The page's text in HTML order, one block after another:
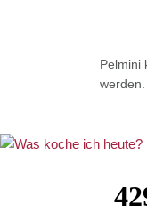
Pelmini
werden.